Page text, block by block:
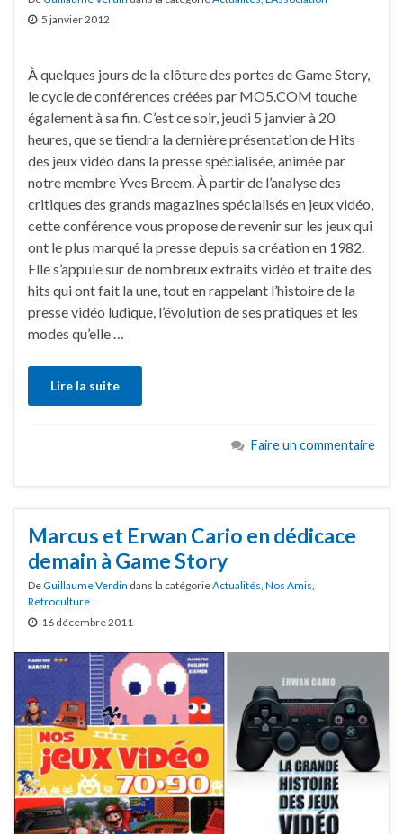
5 janvier 2012
À quelques jours de la clôture des portes de Game Story,
le cycle de conférences créées par MO5.COM touche
également à sa fin. C’est ce soir, jeudi 5 janvier à 20
heures, que se tiendra la dernière présentation de Hits
des jeux vidéo dans la presse spécialisée, animée par
notre membre Yves Breem. À partir de l’analyse des
critiques des grands magazines spécialisés en jeux vidéo,
cette conférence vous propose de revenir sur les jeux qui
ont le plus marqué la presse depuis sa création en 1982.
Elle s’appuie sur de nombreux extraits vidéo et traite des
hits qui ont fait la une, tout en rappelant l’histoire de la
presse vidéo ludique, l’évolution de ses pratiques et les
modes qu’elle …
Lire la suite
Faire un commentaire
Marcus et Erwan Cario en dédicace
demain à Game Story
DeGuillaume Verdin dans la catégorieActualités, Nos Amis,
Retroculture
16 décembre 2011